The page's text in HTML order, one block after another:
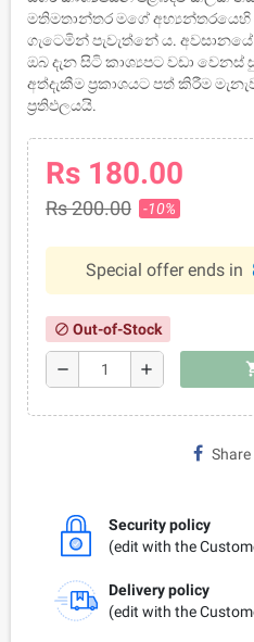
මතිමතාන්තර මගේ
ගැටෙමින් පැවැත්නේ ය.
ඔබ දැන සිටි කාශ්‍යපට වඩා
අත්දැකීම ප්‍රකාශයට පත් කිරීම
ප්‍රතිඵලයයි.
Rs 180.00
Rs 200.00 -10%
Special offer ends in
block Out-of-Stock
remove add
Share
Security policy
(edit with the
Delivery policy
(edit with the